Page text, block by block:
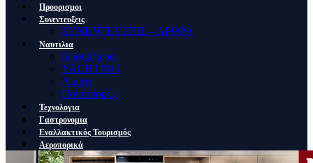
Προορισμοι
Συνεντευξεις
ΣΥΝΕΝΤΕΥΞΕΙΣ – ΑΡΘΡΑ
Ναυτιλια
Κρουαζιερα
YACHTING
Λιμανι
Ποντοπορος
Τεχνολογια
Γαστρονομια
Εναλλακτικός Τουρισμός
Αεροπορικά